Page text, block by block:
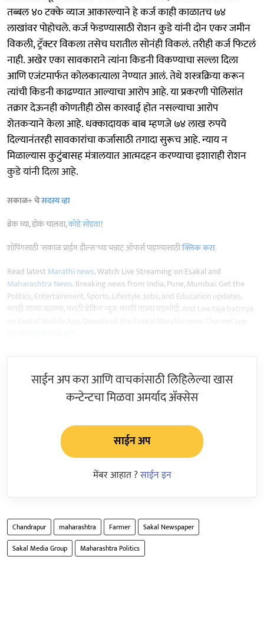
तब्बल ४० टक्के व्याज आकारल्याने हे कर्ज काही काळातच ७४
लाखांवर पोहोचले. कर्ज फेडण्यासाठी रोशन कुडे यांनी दोन एकर जमीन
विकली, ट्रॅक्टर विकला तसेच घरातील सोनंही विकलं. तरीही कर्ज फिटलं
नाही. अखेर एका सावकाराने त्यांना किडनी विकण्याचा सल्ला दिला
आणि एजंटमार्फत कोलकात्याला नेण्यात आलं. तेथे शस्त्रक्रिया करून
त्यांची किडनी काढण्यात आल्याचा आरोप आहे. या प्रकरणी पोलिसांत
तक्रार देऊनही कोणतीही ठोस कारवाई होत नसल्याचा आरोप
शेतकऱ्याने केला आहे. धक्कादायक बाब म्हणजे ७४ लाख रुपये
दिल्यानंतरही सावकारांचा कर्जासाठी तगादा सुरूच आहे. न्याय न
मिळाल्यास कुटुंबासह मंत्रालयात आत्मदहन करण्याचा इशाराही रोशन
कुडे यांनी दिला आहे.
सकाळ+ चेसदस्य व्हा
ब्रेक घ्या, डोकं चालवा,कोडे सोडवा!
शॉपिंगसाठी 'सकाळ प्राईम डील्स'च्या भन्नाट ऑफर्स पाहण्यासाठीक्लिक करा.
Read latestMarathi news, Watch Live Streaming on Esakal and
Maharashtra News. Breaking news from India, Pune, Mumbai. Get the
Politics, Entertainment, Sports, Lifestyle, Jobs, and Education updates,
मराठी ताज्या बातम्या, मराठी ब्रेकिंग न्यूज, मराठी ताज्या घडामोडी. And Live taja batmya
साईन अप करा आणि वाचकांसाठी लिहिलेल्या खास
कन्टेन्टचा मिळवा अमर्याद ॲक्सेस
साईन अप
मेंबर आहात ?साईन इन
Chandrapur maharashtra Farmer
Sakal Newspaper
Sakal Media Group
Maharashtra Politics